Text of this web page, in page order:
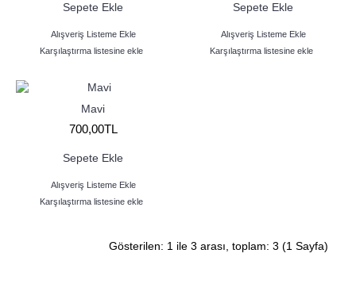
Sepete Ekle
Alışveriş Listeme Ekle
Karşılaştırma listesine ekle
Sepete Ekle
Alışveriş Listeme Ekle
Karşılaştırma listesine ekle
Mavi
700,00TL
Sepete Ekle
Alışveriş Listeme Ekle
Karşılaştırma listesine ekle
Gösterilen: 1 ile 3 arası, toplam: 3 (1 Sayfa)